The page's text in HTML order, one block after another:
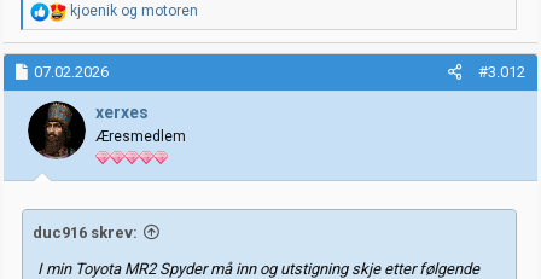
R
e
a
k
s
j
o
n
r
kjoenik og motoren
07.02.2026 #3.012
xerxes
Æresmedlem
duc916 skrev:
I min Toyota MR2 Spyder må inn og utstigning skje etter følgende